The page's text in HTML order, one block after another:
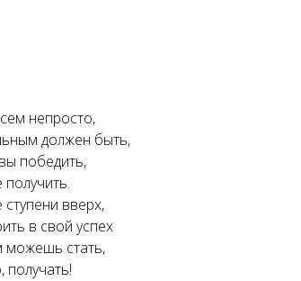
непросто,
должен быть,
победить,
получить.
вверх,
в свой успех
стать,
получать!